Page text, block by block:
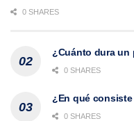
0 SHARES
¿Cuánto dura un
0 SHARES
¿En qué
0 SHARES